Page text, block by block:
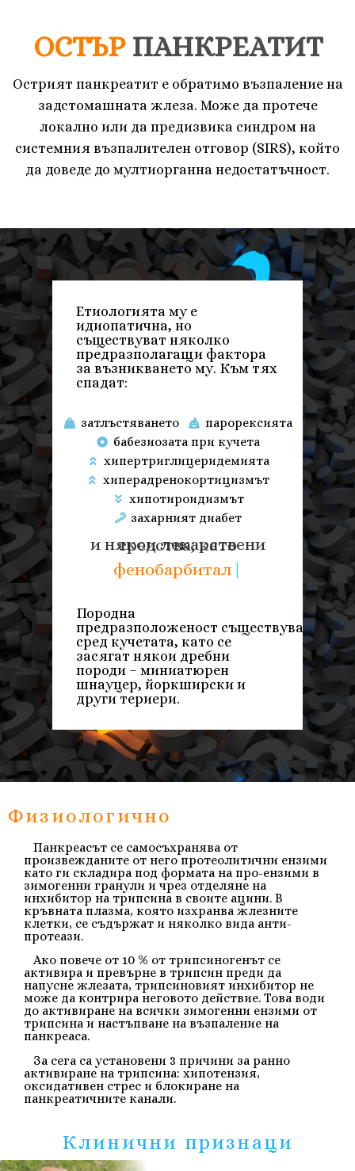
ОСТЪР ПАНКРЕАТИТ
Острият панкреатит е обратимо възпаление на
задстомашната жлеза. Може да протече
локално или да предизвика синдром на
системния възпалителен отговор (SIRS), който
да доведе до мултиорганна недостатъчност.
Етиологията муе
идиопатична, но
съществуват няколко
предразполагащи фактора
за възникването му. Към тях
спадат:
затлъстяването
парорексията
бабезиозата при кучета
хипертриглицеридемията
хиперадренокортицизмът
хипотироидизмът
захарният диабет
и някои лекарствени средства, като
тиа|
Породна
предразположеност съществува
сред кучетата, като се
засягат някои дребни
породи – миниатюрен
шнауцер, йоркширски и
други териери.
Физиологично
Панкреасът се самосъхранява от
произвежданите от него протеолитични ензими
като ги складира под формата на про-ензими в
зимогенни гранули и чрез отделяне на
инхибитор на трипсина в своите ацини. В
кръвната плазма, която изхранва жлезните
клетки, се съдържат и няколко вида анти-
протеази.
Ако повече от 10 % от трипсиногенът се
активира и превърне в трипсин преди да
напусне жлезата, трипсиновият инхибитор не
може да контрира неговото действие. Това води
до активиране на всички зимогенни ензими от
трипсина и настъпване на възпаление на
панкреаса.
За сега са установени 3 причини за ранно
активиране на трипсина: хипотензия,
оксидативен стрес и блокиране на
панкреатичните канали.
Клинични признаци